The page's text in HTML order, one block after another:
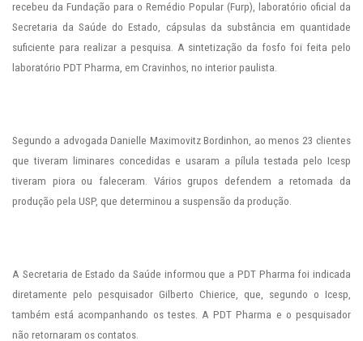
recebeu da Fundação para o Remédio Popular (Furp), laboratório oficial da
Secretaria da Saúde do Estado, cápsulas da substância em quantidade
suficiente para realizar a pesquisa. A sintetização da fosfo foi feita pelo
laboratório PDT Pharma, em Cravinhos, no interior paulista.
Segundo a advogada Danielle Maximovitz Bordinhon, ao menos 23 clientes
que tiveram liminares concedidas e usaram a pílula testada pelo Icesp
tiveram piora ou faleceram. Vários grupos defendem a retomada da
produção pela USP, que determinou a suspensão da produção.
A Secretaria de Estado da Saúde informou que a PDT Pharma foi indicada
diretamente pelo pesquisador Gilberto Chierice, que, segundo o Icesp,
também está acompanhando os testes. A PDT Pharma e o pesquisador
não retornaram os contatos.